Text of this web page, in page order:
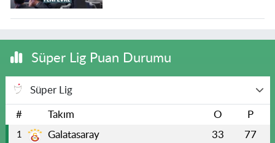
Süper Lig Puan Durumu
Süper Lig
# Takım O P
1 Galatasaray 33 77